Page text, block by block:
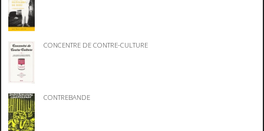
CONCENTRE DE CONTRE-CULTURE
CONTREBANDE